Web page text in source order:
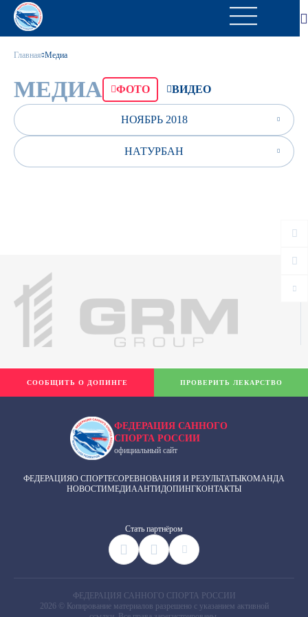
Главная Медиа
МЕДИА ФОТО ВИДЕО
НОЯБРЬ 2018
НАТУРБАН
ФЕДЕРАЦИЯ САННОГО
СПОРТА РОССИИ
официальный сайт
ФЕДЕРАЦИЯО СПОРТЕСОРЕВНОВАНИЯ И РЕЗУЛЬТАТЫКОМАНДА
НОВОСТИМЕДИААНТИДОПИНГКОНТАКТЫ
Cтать партнёром
СООБЩИТЬ О ДОПИНГЕ ПРОВЕРИТЬ ЛЕКАРСТВО
ФЕДЕРАЦИЯ САННОГО СПОРТА РОССИИ
2026 © Копирование материалов разрешено с указанием активной